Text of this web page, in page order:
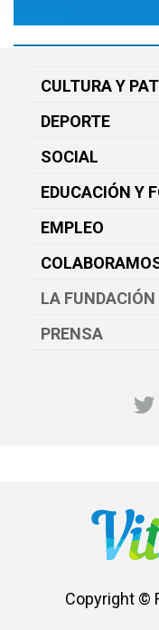
CULTURA Y
DEPORTE
SOCIAL
EDUCACIÓN Y
EMPLEO
LA FUNDACIÓN
PRENSA
Copyright ©